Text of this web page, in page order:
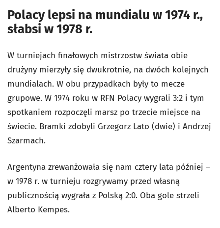
Polacy lepsi na mundialu w 1974 r.,
słabsi w 1978 r.
W turniejach finałowych mistrzostw świata obie
drużyny mierzyły się dwukrotnie, na dwóch kolejnych
mundialach. W obu przypadkach były to mecze
grupowe. W 1974 roku w RFN Polacy wygrali 3:2 i tym
spotkaniem rozpoczęli marsz po trzecie miejsce na
świecie. Bramki zdobyli Grzegorz Lato (dwie) i Andrzej
Szarmach.
Argentyna zrewanżowała się nam cztery lata później –
w 1978 r. w turnieju rozgrywamy przed własną
publicznością wygrała z Polską 2:0. Oba gole strzeli
Alberto Kempes.